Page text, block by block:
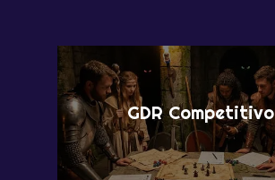
GDR Competitivo